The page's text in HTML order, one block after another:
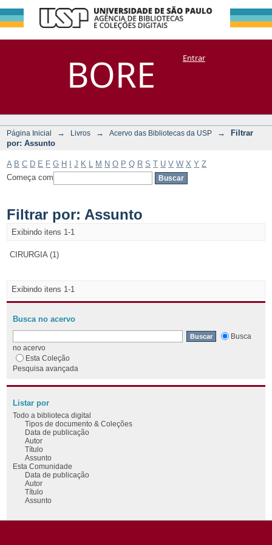
BORE
Filtrar por:
Assunto
DSpace/Manakin + CoriscoEntrar
Página Inicial → Livros → Acervo das Bibliotecas da USP →
Filtrar
por: Assunto
A B C D E F G H J K M N O P Q R S T U V W X Y Z
Começa com
Filtrar por: Assunto
Exibindo itens 1-1
CIRURGIA (1)
Exibindo itens 1-1
Busca no acervo
Busca
no acervo
Esta Coleção
Pesquisa avançada
Listar por
Todo a biblioteca digital
Tipos de documento & Coleções
Data de publicação
Autor
Título
Assunto
Esta Comunidade
Data de publicação
Autor
Título
Assunto